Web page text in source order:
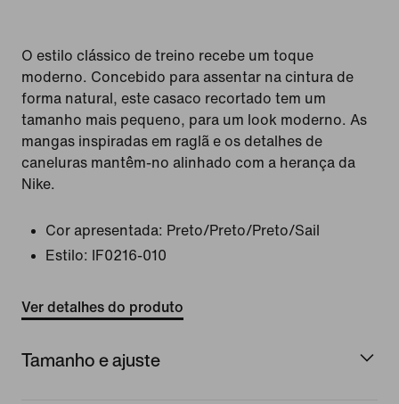
O estilo clássico de treino recebe um toque
moderno. Concebido para assentar na cintura de
forma natural, este casaco recortado tem um
tamanho mais pequeno, para um look moderno. As
mangas inspiradas em raglã e os detalhes de
caneluras mantêm-no alinhado com a herança da
Nike.
Cor apresentada: Preto/Preto/Preto/Sail
Estilo:
IF0216-010
Ver detalhes do produto
Tamanho e ajuste